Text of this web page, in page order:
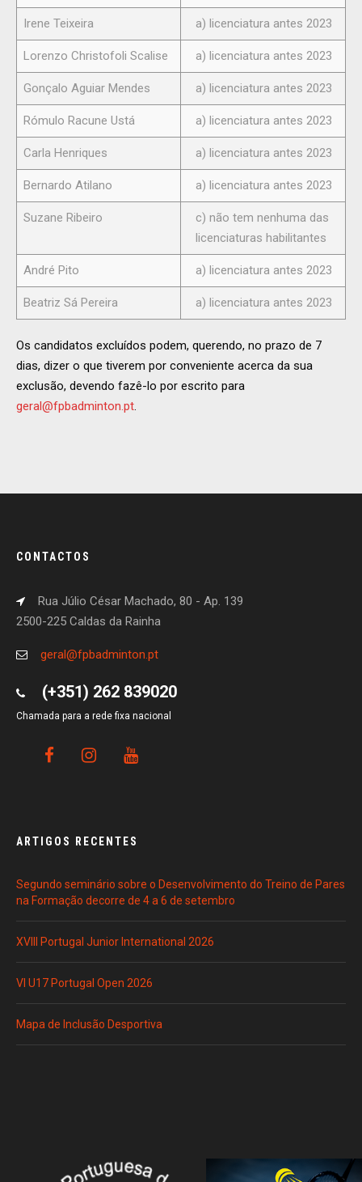
Irene Teixeira a) licenciatura antes 2023
Lorenzo Christofoli Scalise a) licenciatura antes 2023
Gonçalo Aguiar Mendes a) licenciatura antes 2023
Rómulo Racune Ustá a) licenciatura antes 2023
Carla Henriques a) licenciatura antes 2023
Bernardo Atilano a) licenciatura antes 2023
Suzane Ribeiro
c) não tem nenhuma das
licenciaturas habilitantes
André Pito a) licenciatura antes 2023
Beatriz Sá Pereira a) licenciatura antes 2023
Os candidatos excluídos podem, querendo, no prazo de 7
dias, dizer o que tiverem por conveniente acerca da sua
exclusão, devendo fazê-lo por escrito para
geral@fpbadminton.pt.
CONTACTOS
Rua Júlio César Machado, 80 - Ap. 139
2500-225 Caldas da Rainha
geral@fpbadminton.pt
(+351) 262 839020
Chamada para a rede fixa nacional
ARTIGOS RECENTES
Segundo seminário sobre o Desenvolvimento do Treino de Pares
na Formação decorre de 4 a 6 de setembro
XVIII Portugal Junior International 2026
VI U17 Portugal Open 2026
Mapa de Inclusão Desportiva